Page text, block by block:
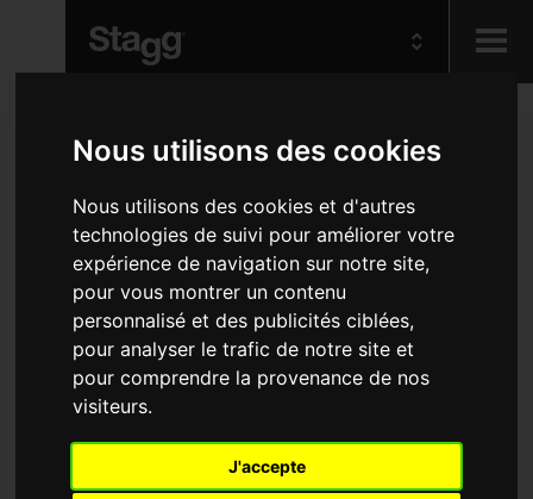
Nous utilisons des cookies
Nous utilisons des cookies et d'autres
technologies de suivi pour améliorer votre
expérience de navigation sur notre site,
pour vous montrer un contenu
personnalisé et des publicités ciblées,
pour analyser le trafic de notre site et
pour comprendre la provenance de nos
visiteurs.
J'accepte
Audio &
Lighting